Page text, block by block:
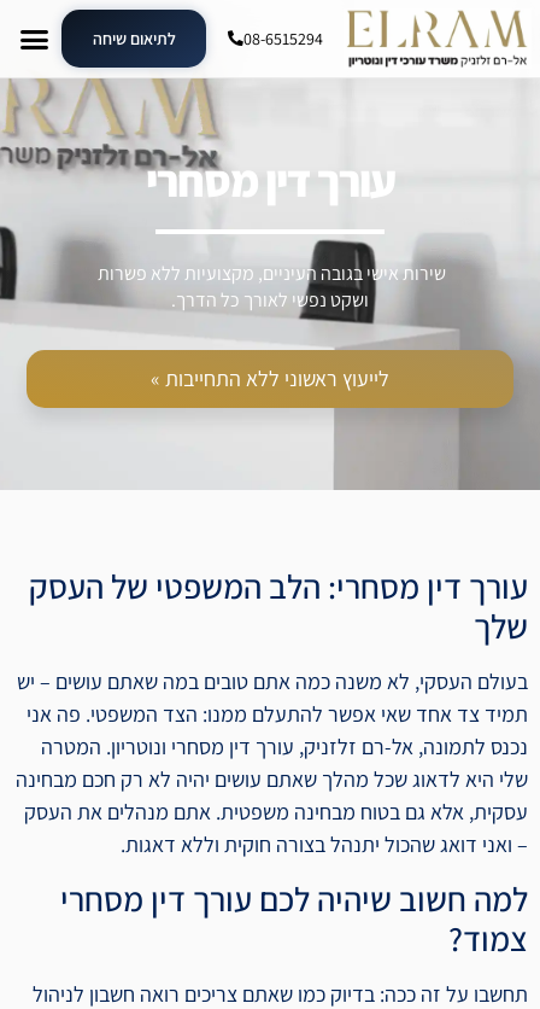
08-6515294 לתיאום שיחה
עורך דין מסחרי
שירות אישי בגובה העיניים, מקצועיות ללא פשרות
ושקט נפשי לאורך כל הדרך.
לייעוץ ראשוני ללא התחייבות »
עורך דין מסחרי: הלב המשפטי של העסק
שלך
בעולם העסקי, לא משנה כמה אתם טובים במה שאתם עושים – יש
תמיד צד אחד שאי אפשר להתעלם ממנו: הצד המשפטי. פה אני
נכנס לתמונה, אל-רם זלזניק, עורך דין מסחרי ונוטריון. המטרה
שלי היא לדאוג שכל מהלך שאתם עושים יהיה לא רק חכם מבחינה
עסקית, אלא גם בטוח מבחינה משפטית. אתם מנהלים את העסק
– ואני דואג שהכול יתנהל בצורה חוקית וללא דאגות.
למה חשוב שיהיה לכם עורך דין מסחרי
צמוד?
תחשבו על זה ככה: בדיוק כמו שאתם צריכים רואה חשבון לניהול